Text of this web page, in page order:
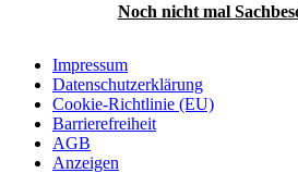
Noch nicht mal
Impressum
Datenschutzerklärung
Cookie-Richtlinie (EU)
Barrierefreiheit
AGB
Anzeigen